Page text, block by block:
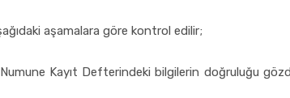
aşamalara göre kontrol edilir;
Kayıt Defterindeki bilgilerin doğruluğu